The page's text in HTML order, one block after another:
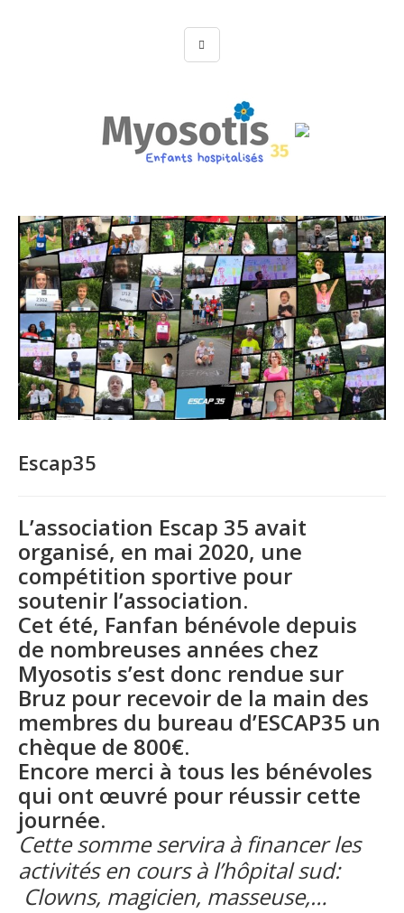
Escap35
L’association Escap 35 avait
organisé, en mai 2020, une
compétition sportive pour
soutenir l’association.
Cet été, Fanfan bénévole depuis
de nombreuses années chez
Myosotis s’est donc rendue sur
Bruz pour recevoir de la main des
membres du bureau d’ESCAP35 un
chèque de 800€.
Encore merci à tous les bénévoles
qui ont œuvré pour réussir cette
journée.
Cette somme servira à financer les
activités en cours à l’hôpital sud:
Clowns, magicien, masseuse,…